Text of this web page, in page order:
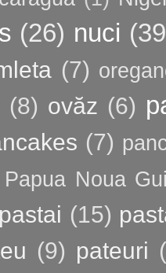
(26) nuci
(7)
(8) ovăz (6)
(7)
Papua Noua
pastai (15)
(9) pateuri